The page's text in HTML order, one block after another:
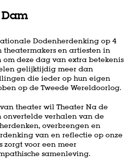
Dodenherdenking op 4
theatermakers en artiesten in
deze dag van extra betekenis
gelijktijdig meer dan
die ieder op hun eigen
op de Tweede Wereldoorlog.
theater wil Theater Na de
onvertelde verhalen van de
overbrengen en
van en reflectie op onze
zorgt voor een meer
samenleving.